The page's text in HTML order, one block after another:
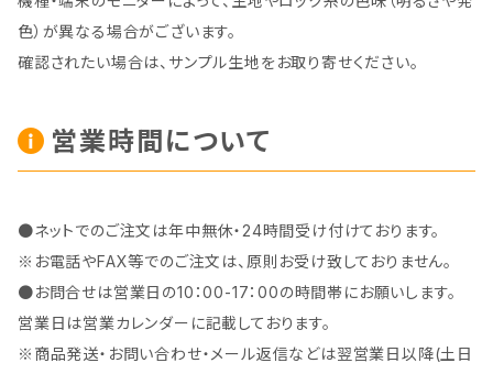
色）が異なる場合がございます。
確認されたい場合は、サンプル生地をお取り寄せください。
営業時間について
●ネットでのご注文は年中無休・24時間受け付けております。
※お電話やFAX等でのご注文は、原則お受け致しておりません。
●お問合せは営業日の10：00-17：00の時間帯にお願いします。
営業日は営業カレンダーに記載しております。
※商品発送・お問い合わせ・メール返信などは翌営業日以降(土日